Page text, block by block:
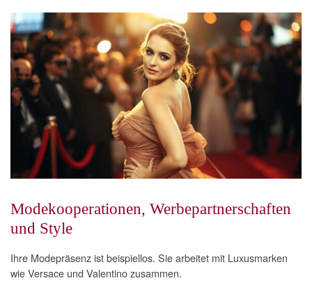
Modekooperationen, Werbepartnerschaften
und Style
Ihre Modepräsenz ist beispiellos. Sie arbeitet mit Luxusmarken
wie Versace und Valentino zusammen.